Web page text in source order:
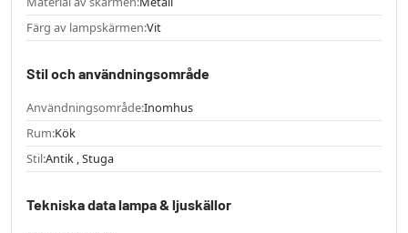
Färg av lampskärmen:Vit
Stil och användningsområde
Användningsområde:Inomhus
Rum:Kök
Stil:Antik , Stuga
Tekniska data lampa & ljuskällor